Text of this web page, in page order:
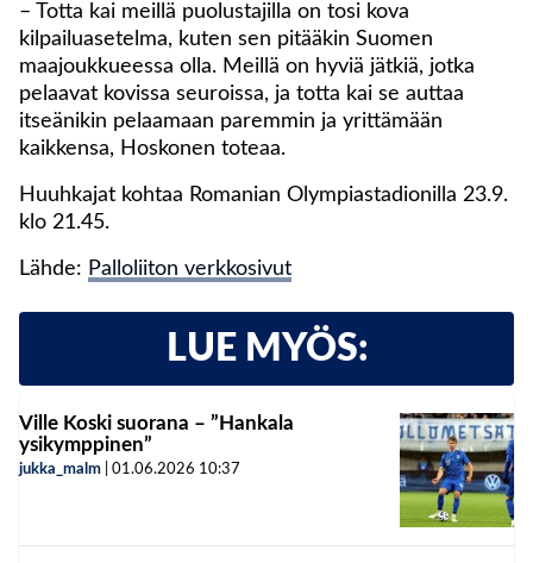
– Totta kai meillä puolustajilla on tosi kova
kilpailuasetelma, kuten sen pitääkin Suomen
maajoukkueessa olla. Meillä on hyviä jätkiä, jotka
pelaavat kovissa seuroissa, ja totta kai se auttaa
itseänikin pelaamaan paremmin ja yrittämään
kaikkensa, Hoskonen toteaa.
Huuhkajat kohtaa Romanian Olympiastadionilla 23.9.
klo 21.45.
Lähde: Palloliiton verkkosivut
LUE MYÖS:
Ville Koski suorana – ”Hankala
ysikymppinen”
jukka_malm 01.06.2026 10:37